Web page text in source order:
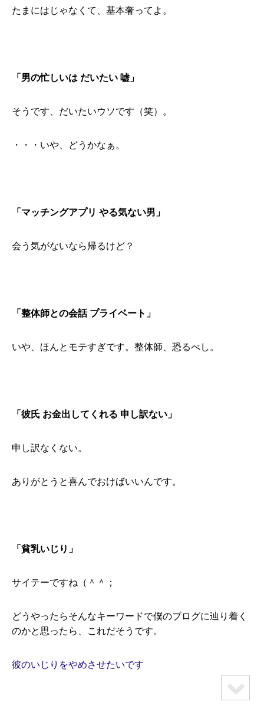
たまにはじゃなくて、基本奢ってよ。
「男の忙しいは だいたい 嘘」
そうです、だいたいウソです（笑）。
・・・いや、どうかなぁ。
「マッチングアプリ やる気ない男」
会う気がないなら帰るけど？
「整体師との会話 プライベート」
いや、ほんとモテすぎです。整体師、恐るべし。
「彼氏 お金出してくれる 申し訳ない」
申し訳なくない。
ありがとうと喜んでおけばいいんです。
「貧乳いじり」
サイテーですね（＾＾；
どうやったらそんなキーワードで僕のブログに辿り着く
のかと思ったら、これだそうです。
彼のいじりをやめさせたいです